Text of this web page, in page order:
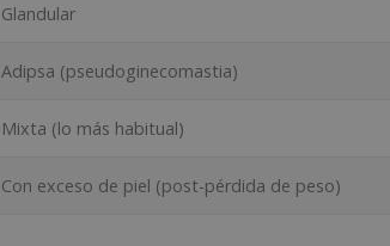
Glandular
Adipsa (pseudoginecomastia)
Mixta (lo más habitual)
Con exceso de piel (post-pérdida de peso)